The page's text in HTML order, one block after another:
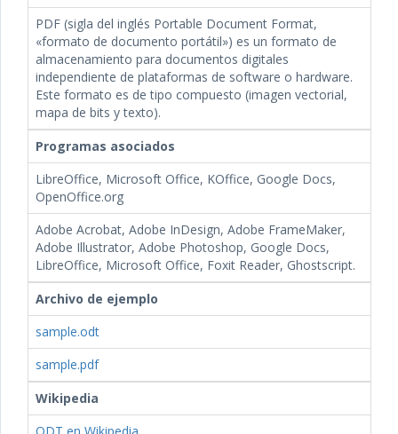
PDF (sigla del inglés Portable Document Format,
«formato de documento portátil») es un formato de
almacenamiento para documentos digitales
independiente de plataformas de software o hardware.
Este formato es de tipo compuesto (imagen vectorial,
mapa de bits y texto).
Programas asociados
LibreOffice, Microsoft Office, KOffice, Google Docs,
OpenOffice.org
Adobe Acrobat, Adobe InDesign, Adobe FrameMaker,
Adobe Illustrator, Adobe Photoshop, Google Docs,
LibreOffice, Microsoft Office, Foxit Reader, Ghostscript.
Archivo de ejemplo
sample.odt
sample.pdf
Wikipedia